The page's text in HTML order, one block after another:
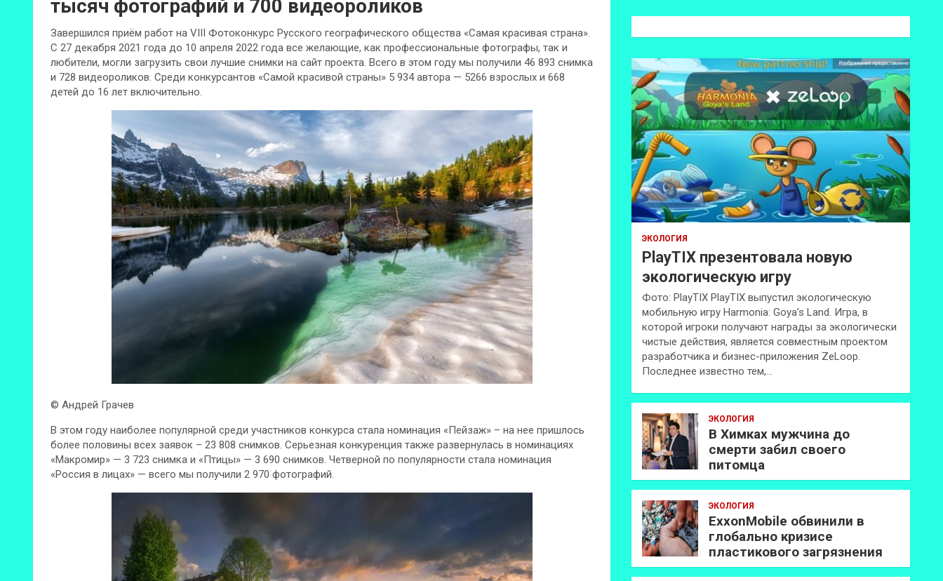
тысяч фотографий и 700 видеороликов
Завершился приём работ на VIII Фотоконкурс Русского географического общества «Самая красивая страна».
С 27 декабря 2021 года до 10 апреля 2022 года все желающие, как профессиональные фотографы, так и
любители, могли загрузить свои лучшие снимки на сайт проекта. Всего в этом году мы получили 46 893 снимка
и 728 видеороликов. Среди конкурсантов «Самой красивой страны» 5 934 автора — 5266 взрослых и 668
детей до 16 лет включительно.
© Андрей Грачев
В этом году наиболее популярной среди участников конкурса стала номинация «Пейзаж» – на нее пришлось
более половины всех заявок – 23 808 снимков. Серьезная конкуренция также развернулась в номинациях
«Макромир» — 3 723 снимка и «Птицы» — 3 690 снимков. Четверной по популярности стала номинация
«Россия в лицах» — всего мы получили 2 970 фотографий.
к
ЭКОЛОГИЯ
PlayTIX презентовала новую
экологическую игру
Фото: PlayTIX PlayTIX выпустил экологическую
мобильную игру Harmonia: Goya’s Land. Игра, в
которой игроки получают награды за экологически
чистые действия, является совместным проектом
разработчика и бизнес-приложения ZeLoop.
Последнее известно тем,…
ЭКОЛОГИЯ
В Химках мужчина до
смерти забил своего
питомца
ЭКОЛОГИЯ
ExxonMobilе обвинили в
глобально кризисе
пластикового загрязнения